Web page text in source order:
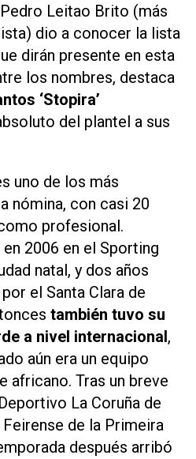
Leitao Brito (más
dio a conocer la lista
dirán presente en esta
los nombres, destaca
‘Stopira’
del plantel a sus
uno de los más
nómina, con casi 20
profesional.
2006 en el Sporting
natal, y dos años
el Santa Clara de
también tuvo su
a nivel internacional,
aún era un equipo
africano. Tras un breve
La Coruña de
de la Primeira
después arribó